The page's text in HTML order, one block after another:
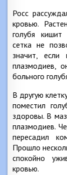
Росс
кровью.
голубя кишит
сетка не
значит,
плазмодиев,
больного
В другую
поместил
здоровы. В
плазмодиев.
пересадил
Прошло
спокойно
кровью.